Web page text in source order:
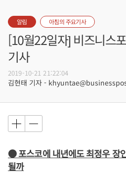
알림 아침의 주요기사
[10월22일자] 비즈니스
기사
2019-10-21 21:22:04
김현태 기자 -
● 포스코에 내년에도 최정우 장
될까